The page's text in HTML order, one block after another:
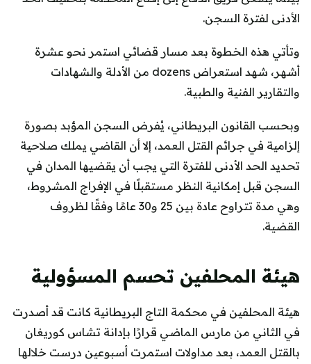
الأدنى لفترة السجن.
وتأتي هذه الخطوة بعد مسار قضائي استمر نحو عشرة
أشهر، شهد استعراض dozens من الأدلة والشهادات
والتقارير الفنية والطبية.
وبحسب القانون البريطاني، يُفرض السجن المؤبد بصورة
إلزامية في جرائم القتل العمد، إلا أن القاضي يملك صلاحية
تحديد الحد الأدنى للفترة التي يجب أن يقضيها المدان في
السجن قبل إمكانية النظر مستقبلًا في الإفراج المشروط،
وهي مدة تتراوح عادة بين 25 و30 عامًا وفقًا لظروف
القضية.
هيئة المحلفين تحسم المسؤولية
هيئة المحلفين في محكمة التاج البريطانية كانت قد أصدرت
في الثاني من مارس الماضي قرارًا بإدانة تشاس كوريغان
بالقتل العمد، بعد مداولات استمرت أسبوعين درست خلالها